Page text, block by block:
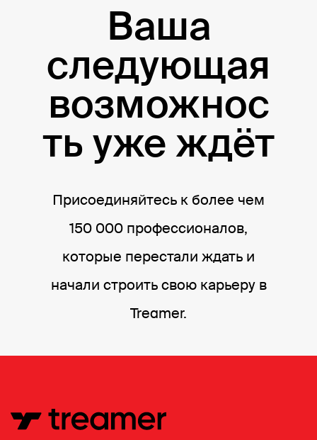
Ваша
следующая
возможнос
ть уже ждёт
Присоединяйтесь к более чем
150 000 профессионалов,
которые перестали ждать и
начали строить свою карьеру в
Treamer.